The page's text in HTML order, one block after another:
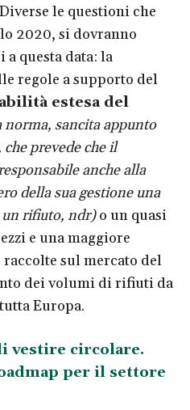
le questioni che
2020, si dovranno
questa data: la
regole a supporto del
estesa del
norma, sancita appunto
prevede cheil
anche alla
della sua gestione una
un rifiuto, ndr)o un quasi
e una maggiore
sul mercato del
dei volumi di rifiuti da
Europa.
vestire circolare.
per il settore